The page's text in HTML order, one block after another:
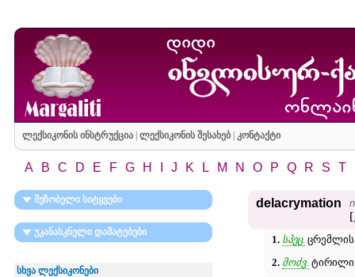
ლექსიკონის ინსტრუქცია| ლექსიკონის შესახებ| კონტაქტი
A B C D E F G H J K L M N O P Q R S T
მეზობელი სიტყვები
უკანასკნელი დამატებები
სხვა ლექსიკონები
delacrymation
1. სპეც.
2. მოძვ. ტირილი,